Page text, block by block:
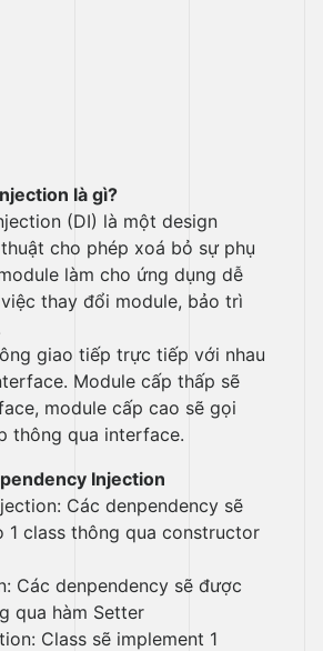
là gì?
(DI) là một design
cho phép xoá bỏ sự phụ
làm cho ứng dụng dễ
thay đổi module, bảo trì
giao tiếp trực tiếp với nhau
Module cấp thấp sẽ
module cấp cao sẽ gọi
thông qua interface.
Injection
Các denpendency sẽ
1 class thông qua constructor
Các denpendency sẽ được
qua hàm Setter
Class sẽ implement 1